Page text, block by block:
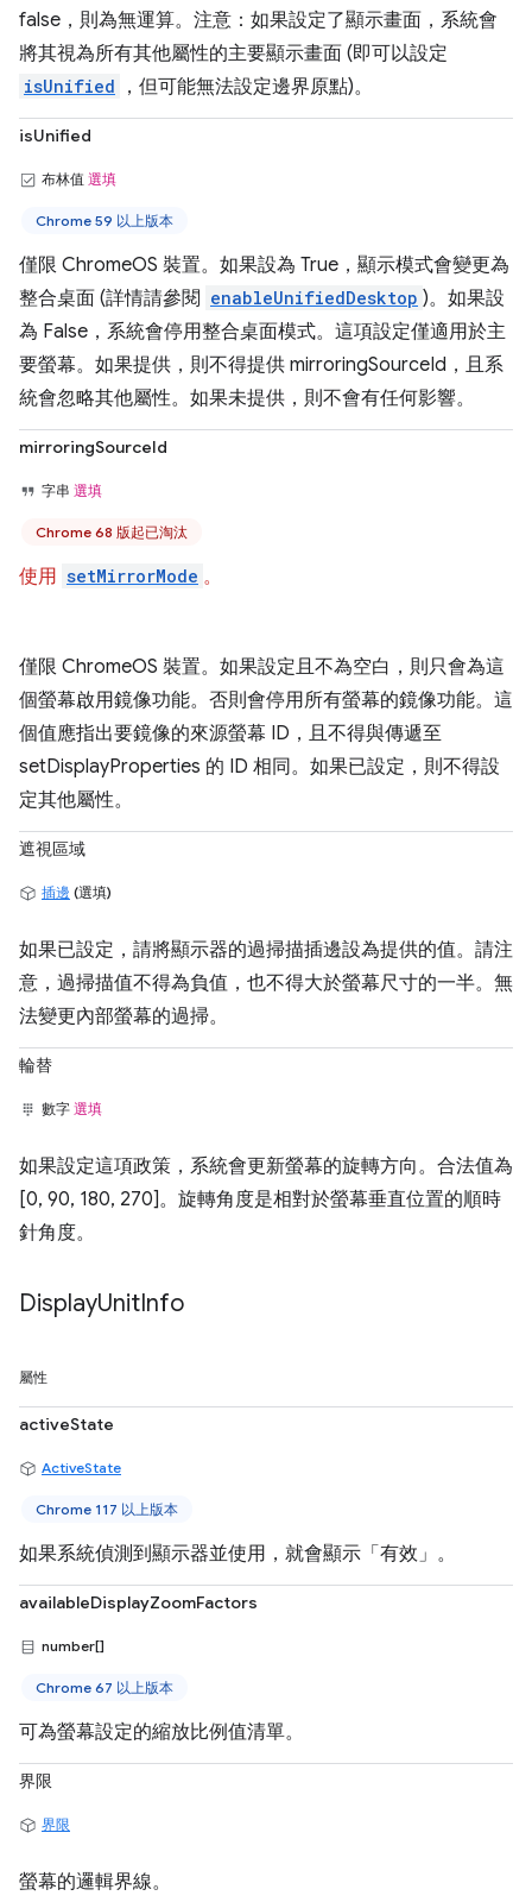
false，則為無運算。注意：如果設定了顯示畫面，系統會
將其視為所有其他屬性的主要顯示畫面 (即可以設定
isUnified ，但可能無法設定邊界原點)。
isUnified
布林值 選填
Chrome 59 以上版本
僅限 ChromeOS 裝置。如果設為 True，顯示模式會變更為
整合桌面 (詳情請參閱 enableUnifiedDesktop )。如果設
為 False，系統會停用整合桌面模式。這項設定僅適用於主
要螢幕。如果提供，則不得提供 mirroringSourceId，且系
統會忽略其他屬性。如果未提供，則不會有任何影響。
mirroringSourceId
字串 選填
Chrome 68 版起已淘汰
使用 setMirrorMode 。
僅限 ChromeOS 裝置。如果設定且不為空白，則只會為這
個螢幕啟用鏡像功能。否則會停用所有螢幕的鏡像功能。這
個值應指出要鏡像的來源螢幕 ID，且不得與傳遞至
setDisplayProperties 的 ID 相同。如果已設定，則不得設
定其他屬性。
遮視區域
插邊 (選填)
如果已設定，請將顯示器的過掃描插邊設為提供的值。請注
意，過掃描值不得為負值，也不得大於螢幕尺寸的一半。無
法變更內部螢幕的過掃。
輪替
數字 選填
如果設定這項政策，系統會更新螢幕的旋轉方向。合法值為
[0, 90, 180, 270]。旋轉角度是相對於螢幕垂直位置的順時
針角度。
DisplayUnitInfo
屬性
activeState
ActiveState
Chrome 117 以上版本
如果系統偵測到顯示器並使用，就會顯示「有效」。
availableDisplayZoomFactors
number[]
Chrome 67 以上版本
可為螢幕設定的縮放比例值清單。
界限
界限
螢幕的邏輯界線。